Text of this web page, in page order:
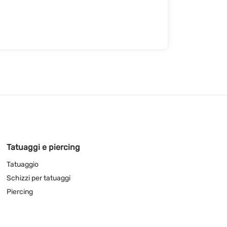
Tatuaggi e piercing
Tatuaggio
Schizzi per tatuaggi
Piercing